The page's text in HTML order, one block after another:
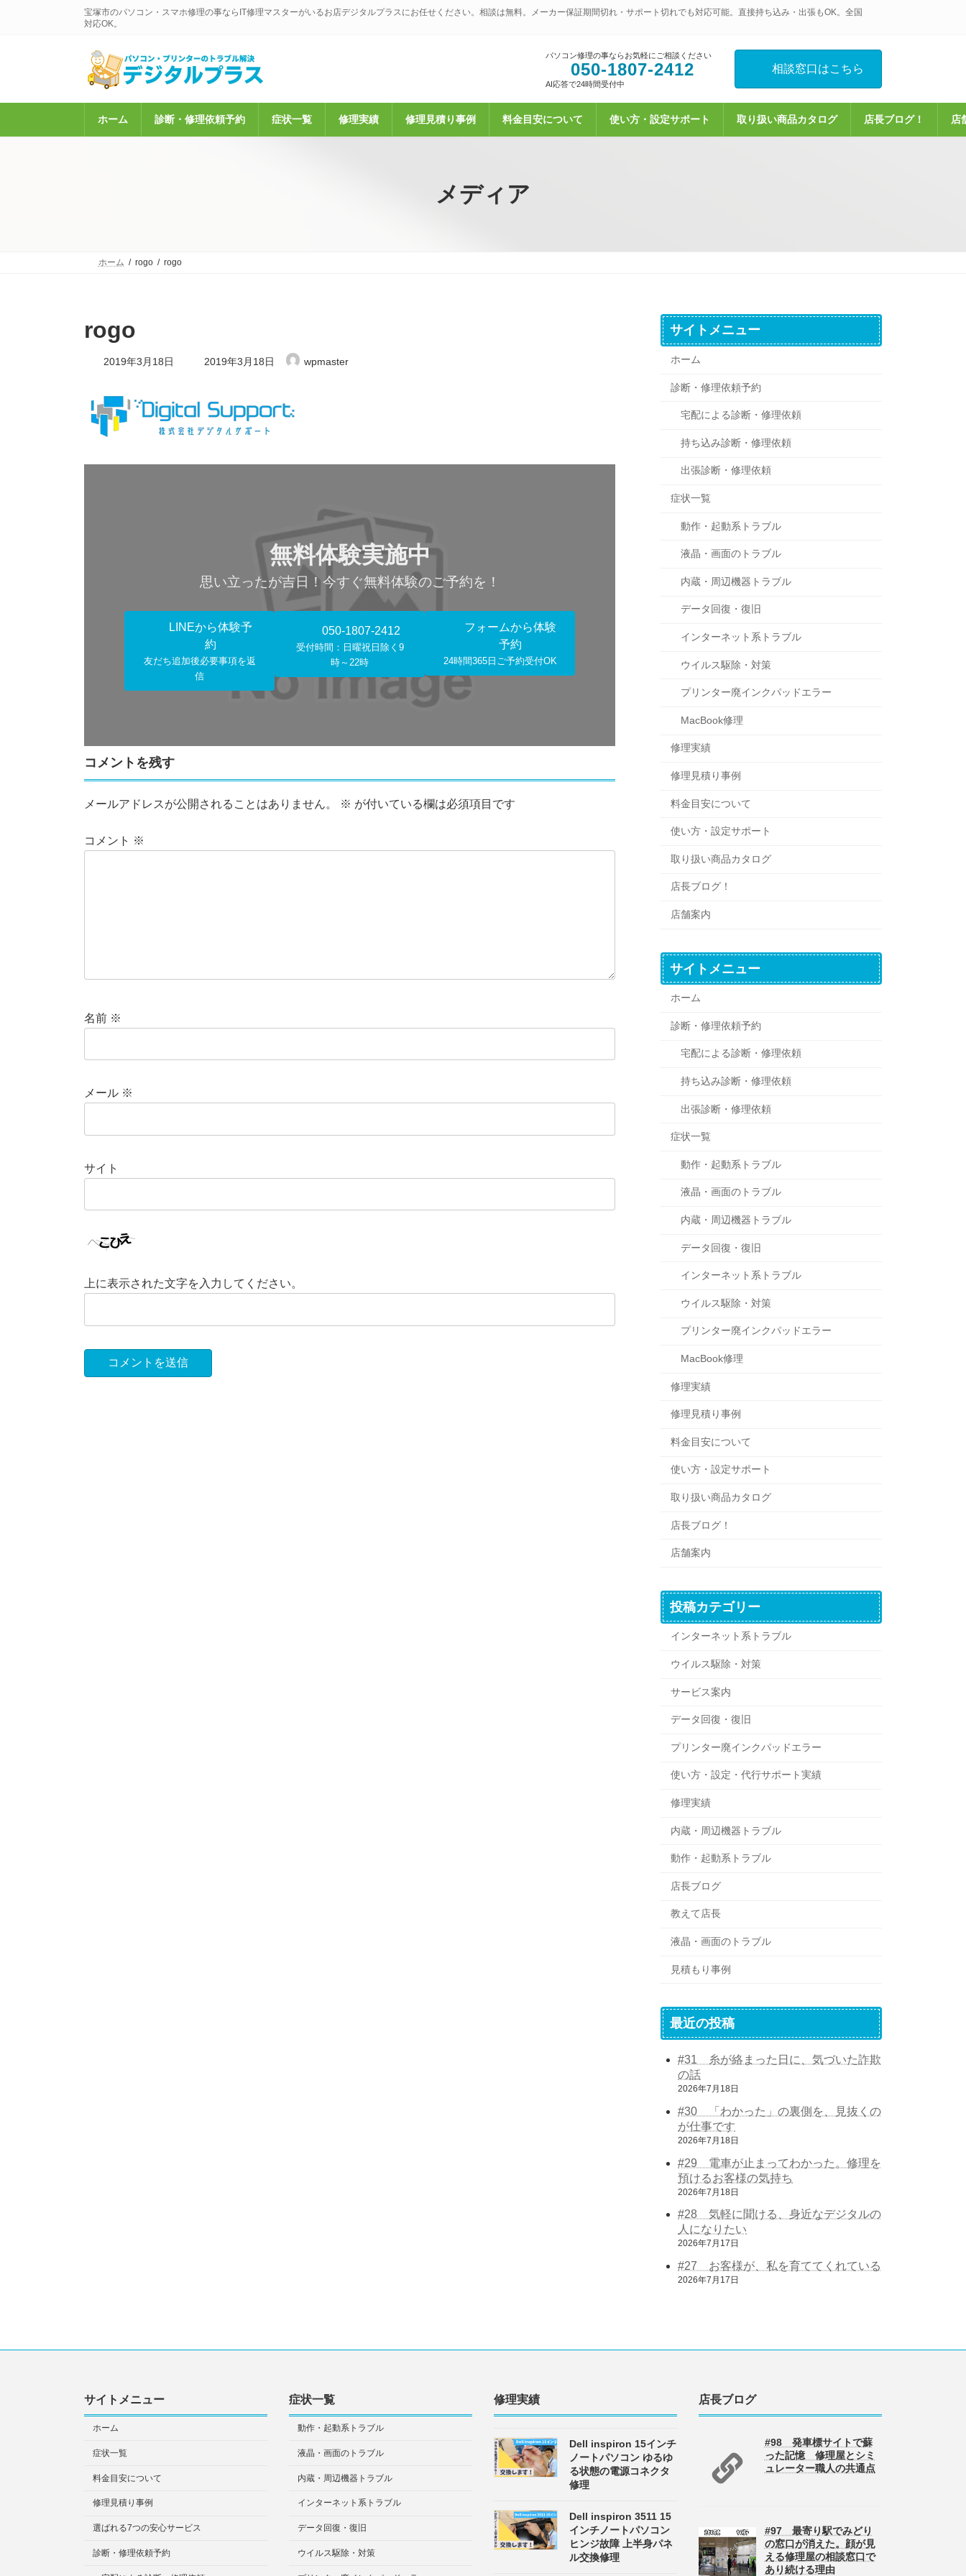
宝塚市のパソコン・スマホ修理の事ならIT修理マスターがいるお店デジタルプラスにお任せください。相談は無料。メーカー保証期間切れ・サポート切れでも対応可能。直接持ち込み・出張もOK。全国
対応OK。
パソコン修理の事ならお気軽にご相談ください
050-1807-2412
AI応答で24時間受付中
相談窓口はこちら
ホーム 診断・修理依頼予約 症状一覧 修理実績 修理見積り事例 料金目安について 使い方・設定サポート 取り扱い商品カタログ 店長ブログ！ 店
メディア
ホーム rogo rogo
rogo
2019年3月18日
最
終
日
時
2019年3月18日 wpmaster
無料体験実施中
思い立ったが吉日！今すぐ無料体験のご予約を！
LINEから体験予
約
友だち追加後必要事項を返
信
050-1807-2412
受付時間：日曜祝日除く9
時～22時
フォームから体験
予約
24時間365日ご予約受付OK
コメントを残す
メールアドレスが公開されることはありません。 ※ が付いている欄は必須項目です
コメント ※
名前 ※
メール ※
サイト
上に表示された文字を入力してください。
サイトメニュー
ホーム
診断・修理依頼予約
宅配による診断・修理依頼
持ち込み診断・修理依頼
出張診断・修理依頼
症状一覧
動作・起動系トラブル
液晶・画面のトラブル
内蔵・周辺機器トラブル
データ回復・復旧
インターネット系トラブル
ウイルス駆除・対策
プリンター廃インクパッドエラー
MacBook修理
修理実績
修理見積り事例
料金目安について
使い方・設定サポート
取り扱い商品カタログ
店長ブログ！
店舗案内
サイトメニュー
ホーム
診断・修理依頼予約
宅配による診断・修理依頼
持ち込み診断・修理依頼
出張診断・修理依頼
症状一覧
動作・起動系トラブル
液晶・画面のトラブル
内蔵・周辺機器トラブル
データ回復・復旧
インターネット系トラブル
ウイルス駆除・対策
プリンター廃インクパッドエラー
MacBook修理
修理実績
修理見積り事例
料金目安について
使い方・設定サポート
取り扱い商品カタログ
店長ブログ！
店舗案内
投稿カテゴリー
インターネット系トラブル
ウイルス駆除・対策
サービス案内
データ回復・復旧
プリンター廃インクパッドエラー
使い方・設定・代行サポート実績
修理実績
内蔵・周辺機器トラブル
動作・起動系トラブル
店長ブログ
教えて店長
液晶・画面のトラブル
見積もり事例
最近の投稿
#31 糸が絡まった日に、気づいた詐欺
の話
2026年7月18日
#30 「わかった」の裏側を、見抜くの
が仕事です
2026年7月18日
#29 電車が止まってわかった。修理を
預けるお客様の気持ち
2026年7月18日
#28 気軽に聞ける、身近なデジタルの
人になりたい
2026年7月17日
#27 お客様が、私を育ててくれている
2026年7月17日
サイトメニュー
ホーム
症状一覧
料金目安について
修理見積り事例
選ばれる7つの安心サービス
診断・修理依頼予約
症状一覧
動作・起動系トラブル
液晶・画面のトラブル
内蔵・周辺機器トラブル
インターネット系トラブル
データ回復・復旧
ウイルス駆除・対策
修理実績
Dell inspiron 15インチ
ノートパソコン ゆるゆ
る状態の電源コネクタ
修理
Dell inspiron 3511 15
インチノートパソコン
ヒンジ故障 上半身パネ
ル交換修理
店長ブログ
#98 発車標サイトで蘇
った記憶 修理屋とシミ
ュレーター職人の共通点
#97 最寄り駅でみどり
の窓口が消えた。顔が見
える修理屋の相談窓口で
あり続ける理由